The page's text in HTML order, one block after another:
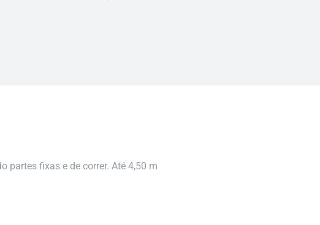
partes fixas e de correr. Até 4,50 m